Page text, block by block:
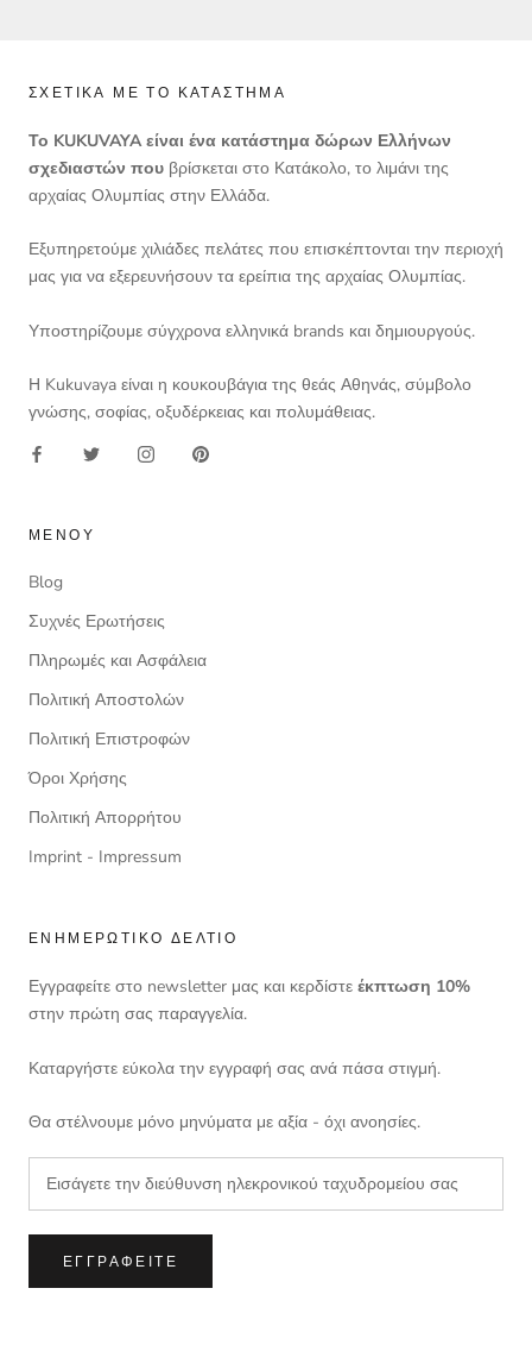
ΣΧΕΤΙΚΆ ΜΕ ΤΟ ΚΑΤΆΣΤΗΜΑ
Το KUKUVAYA είναι ένα κατάστημα δώρων Ελλήνων
σχεδιαστών που βρίσκεται στο Κατάκολο, το λιμάνι της
αρχαίας Ολυμπίας στην Ελλάδα.
Εξυπηρετούμε χιλιάδες πελάτες που επισκέπτονται την περιοχή
μας για να εξερευνήσουν τα ερείπια της αρχαίας Ολυμπίας.
Υποστηρίζουμε σύγχρονα ελληνικά brands και δημιουργούς.
Η Kukuvaya είναι η κουκουβάγια της θεάς Αθηνάς, σύμβολο
γνώσης, σοφίας, οξυδέρκειας και πολυμάθειας.
ΜΕΝΟΎ
Blog
Συχνές Ερωτήσεις
Πληρωμές και Ασφάλεια
Πολιτική Αποστολών
Πολιτική Επιστροφών
Όροι Χρήσης
Πολιτική Απορρήτου
Imprint - Impressum
ΕΝΗΜΕΡΩΤΙΚΌ ΔΕΛΤΊΟ
Εγγραφείτε στο newsletter μας και κερδίστε έκπτωση 10%
στην πρώτη σας παραγγελία.
Καταργήστε εύκολα την εγγραφή σας ανά πάσα στιγμή.
Θα στέλνουμε μόνο μηνύματα με αξία - όχι ανοησίες.
ΕΓΓΡΑΦΕΊΤΕ